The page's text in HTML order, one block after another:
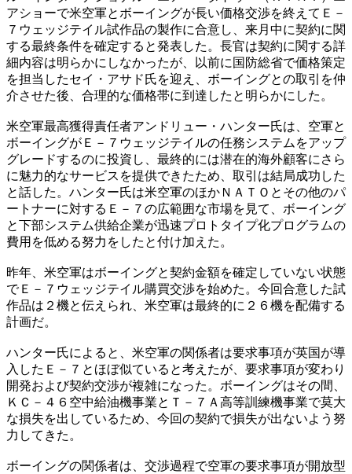
アショーで米空軍とボーイングが長い価格交渉を終えてＥ－
７ウェッジテイル試作品の製作に合意し、来月中に契約に関
する最終条件を確定すると発表した。長官は契約に関する詳
細内容は明らかにしなかったが、以前に国防総省で価格策定
を担当したセイ・アサド氏を迎え、ボーイングとの取引を仲
介させた後、合理的な価格帯に到達したと明らかにした。
米空軍最高獲得責任者アンドリュー・ハンター氏は、空軍と
ボーイングがＥ－７ウェッジテイルの任務システムをアップ
グレードするのに投資し、最終的には潜在的海外顧客にさら
に魅力的なサービスを提供できたため、取引は結局成功した
と話した。ハンター氏は米空軍のほかＮＡＴＯとその他のパ
ートナーに対するＥ－７の広範囲な市場を見て、ボーイング
と下部システム供給企業が迅速プロトタイプ化プログラムの
費用を低める努力をしたと付け加えた。
昨年、米空軍はボーイングと契約金額を確定していない状態
でＥ－７ウェッジテイル購買交渉を始めた。今回合意した試
作品は２機と伝えられ、米空軍は最終的に２６機を配備する
計画だ。
ハンター氏によると、米空軍の関係者は要求事項が英国が導
入したＥ－７とほぼ似ていると考えたが、要求事項が変わり
開発および契約交渉が複雑になった。ボーイングはその間、
ＫＣ－４６空中給油機事業とＴ－７Ａ高等訓練機事業で莫大
な損失を出しているため、今回の契約で損失が出ないよう努
力してきた。
ボーイングの関係者は、交渉過程で空軍の要求事項が開放型